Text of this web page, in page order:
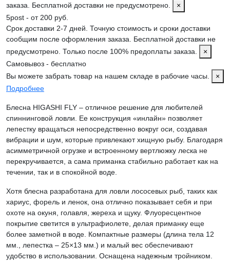
заказа. Бесплатной доставки не предусмотрено.
×
5post - от 200 руб.
Срок доставки 2-7 дней. Точную стоимость и сроки доставки
сообщим после оформления заказа. Бесплатной доставки не
предусмотрено. Только после 100% предоплаты заказа.
×
Самовывоз - бесплатно
Вы можете забрать товар на нашем складе в рабочие часы.
×
Подробнее
Блесна HIGASHI FLY – отличное решение для любителей
спиннинговой ловли. Ее конструкция «инлайн» позволяет
лепестку вращаться непосредственно вокруг оси, создавая
вибрации и шум, которые привлекают хищную рыбу. Благодаря
асимметричной огрузке и встроенному вертлюжку леска не
перекручивается, а сама приманка стабильно работает как на
течении, так и в спокойной воде.
Хотя блесна разработана для ловли лососевых рыб, таких как
хариус, форель и ленок, она отлично показывает себя и при
охоте на окуня, голавля, жереха и щуку. Флуоресцентное
покрытие светится в ультрафиолете, делая приманку еще
более заметной в воде. Компактные размеры (длина тела 12
мм., лепестка – 25×13 мм.) и малый вес обеспечивают
удобство в использовании. Оснащена надежным тройником.